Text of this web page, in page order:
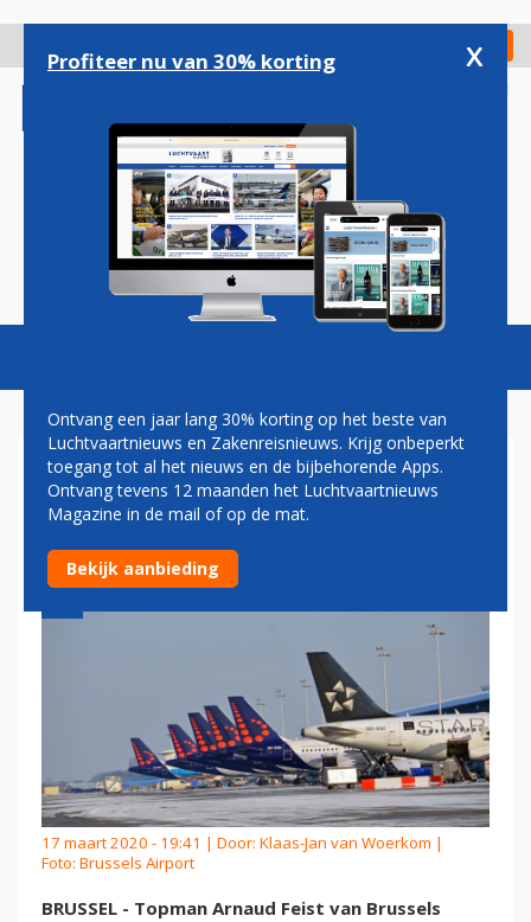
gaan
Check in
Magazine Podcasts Vacatures
TOPMAN BRUSSELS AIRPORT
ROEPT OM OVERHEIDSSTEUN
17 maart 2020 - 19:41 | Door: Klaas-Jan van Woerkom |
Foto: Brussels Airport
BRUSSEL - Topman Arnaud Feist van Brussels
Profiteer nu van 30% korting x
Ontvang een jaar lang 30% korting op het beste van
Luchtvaartnieuws en Zakenreisnieuws. Krijg onbeperkt
toegang tot al het nieuws en de bijbehorende Apps.
Ontvang tevens 12 maanden het Luchtvaartnieuws
Magazine in de mail of op de mat.
Bekijk aanbieding